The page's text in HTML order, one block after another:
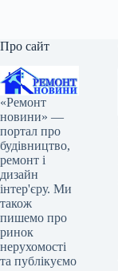
Про сайт
«Ремонт
новини» —
портал про
будівництво,
ремонт і
дизайн
інтер'єру. Ми
також
пишемо про
ринок
нерухомості
та публікуємо